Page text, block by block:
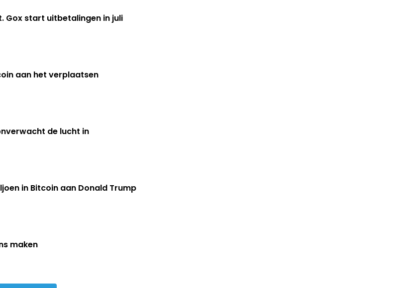
Gox start uitbetalingen in juli
aan het verplaatsen
de lucht in
in Bitcoin aan Donald Trump
maken